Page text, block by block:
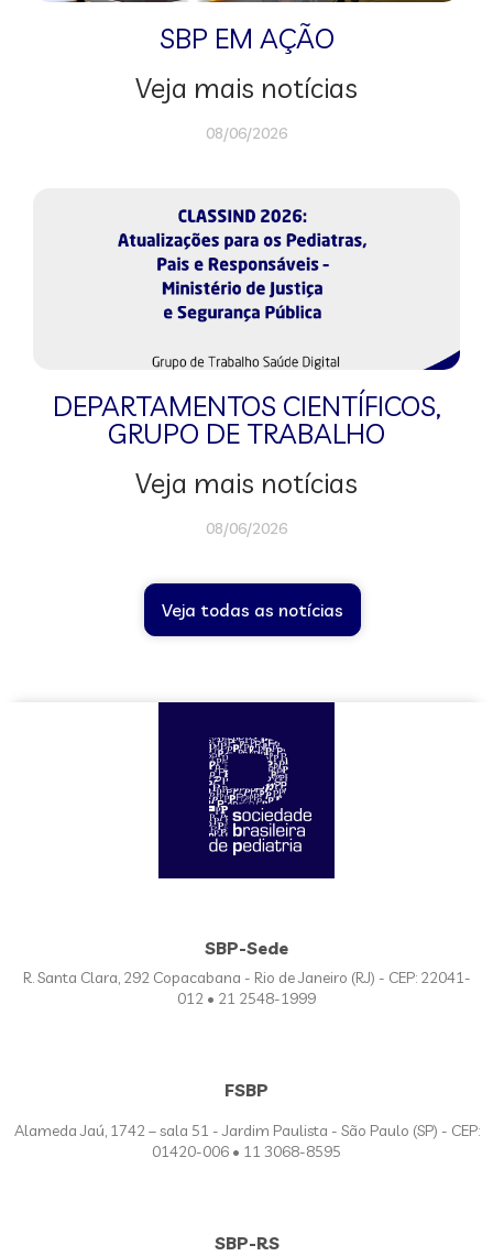
SBP EM AÇÃO
Veja mais notícias
08/06/2026
DEPARTAMENTOS CIENTÍFICOS,
GRUPO DE TRABALHO
Veja mais notícias
08/06/2026
Veja todas as notícias
SBP-Sede
R. Santa Clara, 292 Copacabana - Rio de Janeiro (RJ) - CEP: 22041-
012 • 21 2548-1999
FSBP
Alameda Jaú, 1742 – sala 51 - Jardim Paulista - São Paulo (SP) - CEP:
01420-006 • 11 3068-8595
SBP-RS